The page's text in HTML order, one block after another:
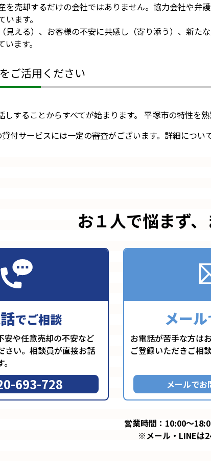
を売却するだけの会社ではありません。協力会社や弁
ます。
見える）、お客様の不安に共感し（寄り添う）、新た
ます。
ご活用ください
しすることからすべてが始まります。 平塚市の特性を
付サービスには一定の審査がございます。詳細につい
お１人で悩まず、
でご相談
安や任意売却の不安など
さい。相談員が直接お話
693-728
メール
お電話が苦手な方は
ご登録いただきご相
メールでお
営業時間：10:00～
※メール・LINEは